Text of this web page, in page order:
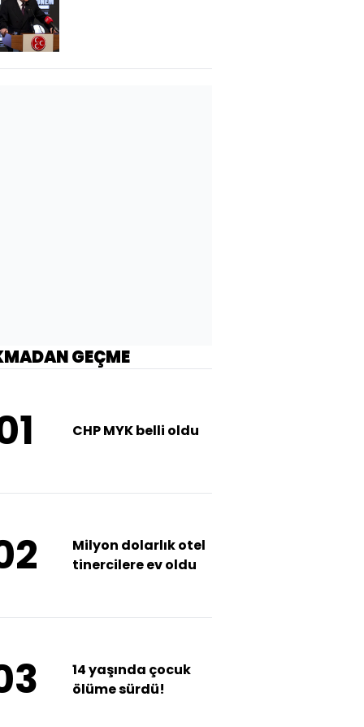
GEÇME
CHP MYK belli oldu
Milyon dolarlık otel
tinercilere ev oldu
14 yaşında çocuk
ölüme sürdü!